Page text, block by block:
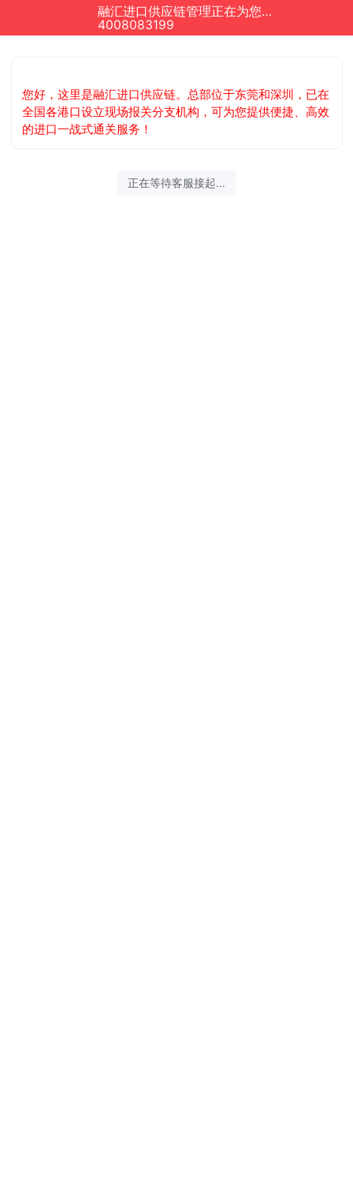
融汇进口供应链管理正在为您服务
4008083199
您好，这里是融汇进口供应链。总部位于东莞和深圳，已在
全国各港口设立现场报关分支机构，可为您提供便捷、高效
的进口一战式通关服务！
正在等待客服接起...